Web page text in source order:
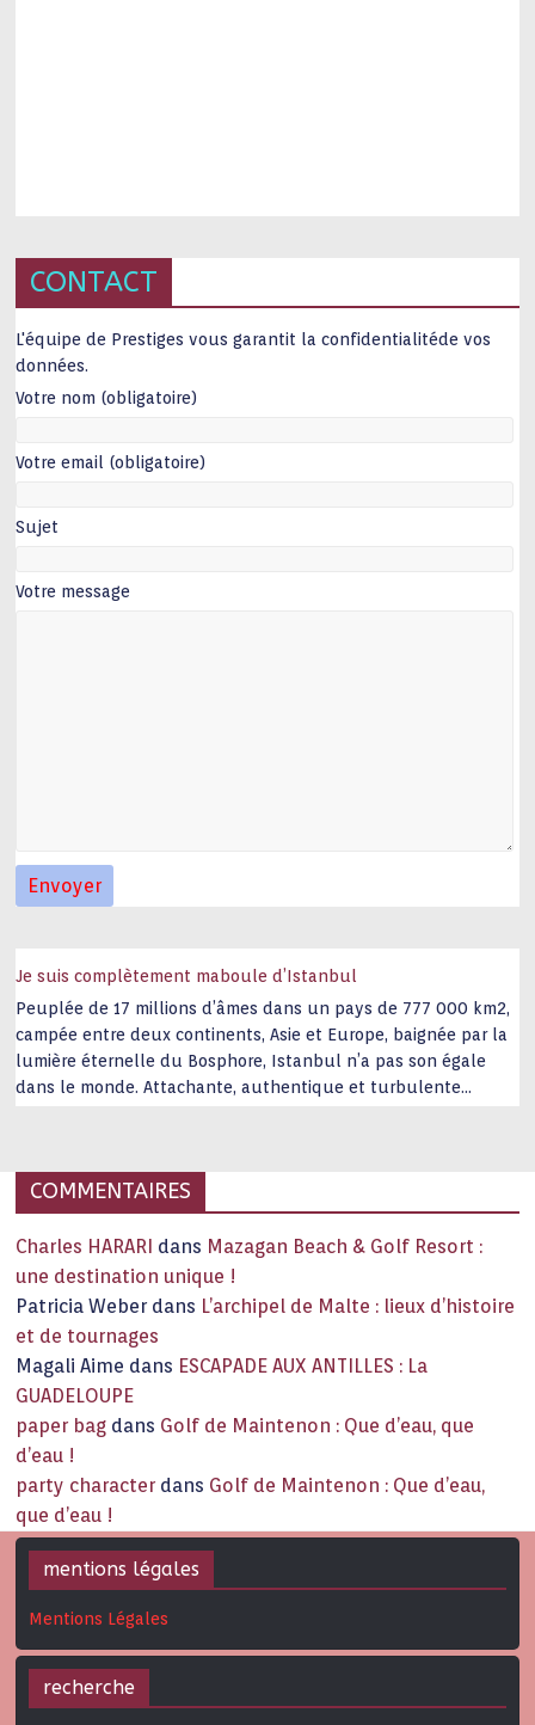
CONTACT
L'équipe de Prestiges vous garantit la confidentialitéde vos
données.
Votre nom (obligatoire)
Votre email (obligatoire)
Sujet
Votre message
Je suis complètement maboule d’Istanbul
Peuplée de 17 millions d’âmes dans un pays de 777 000 km2,
campée entre deux continents, Asie et Europe, baignée par la
lumière éternelle du Bosphore, Istanbul n’a pas son égale
dans le monde. Attachante, authentique et turbulente
COMMENTAIRES
Charles HARARI dans Mazagan Beach & Golf Resort :
une destination unique !
Patricia Weber dans L’archipel de Malte : lieux d’histoire
et de tournages
Magali Aime dans ESCAPADE AUX ANTILLES : La
GUADELOUPE
paper bag dans Golf de Maintenon : Que d’eau, que
d’eau !
party character dans Golf de Maintenon : Que d’eau,
que d’eau !
mentions légales
Mentions Légales
recherche